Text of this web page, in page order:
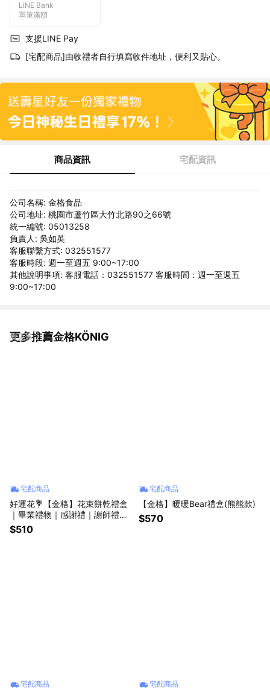
LINE Bank
單筆滿額
支援LINE Pay
[宅配商品]由收禮者自行填寫收件地址，便利又貼心。
商品資訊 宅配資訊
公司名稱: 金格食品
公司地址: 桃園市蘆竹區大竹北路90之66號
統一編號: 05013258
負責人: 吳如英
客服聯繫方式: 032551577
客服時段: 週一至週五 9:00~17:00
其他說明事項: 客服電話：032551577 客服時間：週一至週五
9:00~17:00
更多推薦金格KÖNIG
看更多
宅配商品
好運花💐【金格】花束餅乾禮盒
｜畢業禮物｜感謝禮｜謝師禮｜
同學｜老師｜畢業甜點
$510
宅配商品
【金格】暖暖Bear禮盒(熊熊款)
$570
宅配商品 宅配商品